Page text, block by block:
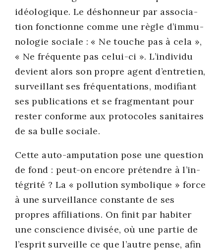
idéo­lo­gique. Le déshon­neur par asso­cia­
tion fonc­tionne comme une règle d’im­mu­
no­lo­gie sociale : « Ne touche pas à cela »,
« Ne fré­quente pas celui-ci ». L’in­di­vi­du
devient alors son propre agent d’en­tre­tien,
sur­veillant ses fré­quen­ta­tions, modi­fiant
ses publi­ca­tions et se frag­men­tant pour
res­ter conforme aux pro­to­coles sani­taires
de sa bulle sociale.
Cette auto-ampu­ta­tion pose une ques­tion
de fond : peut-on encore pré­tendre à l’in­
té­gri­té ? La « pol­lu­tion sym­bo­lique » force
à une sur­veillance constante de ses
propres affi­lia­tions. On finit par habi­ter
une conscience divi­sée, où une par­tie de
l’es­prit sur­veille ce que l’autre pense, afin